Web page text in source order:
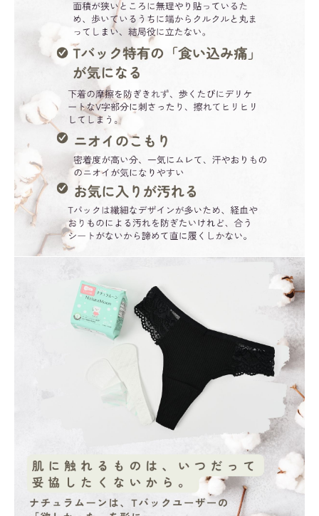
ナチュラプラス
アルマウィン
アルモニベルツ
コラム・スタッフのおすすめ
ご利用ガイド等
アカウント情報
ようこそ ゲスト 様
ログイン person 会員登録